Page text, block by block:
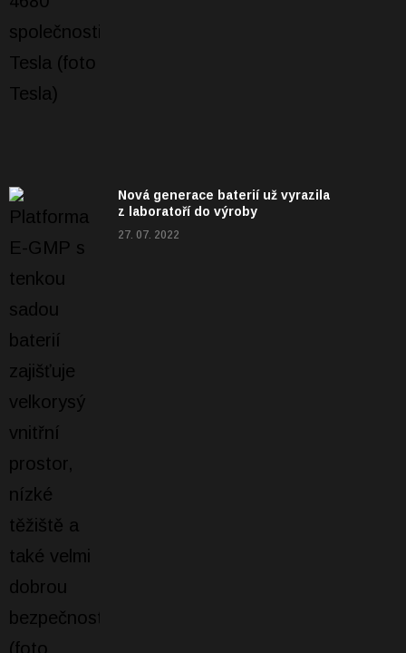
Nová generace baterií už vyrazila
z laboratoří do výroby
27. 07. 2022